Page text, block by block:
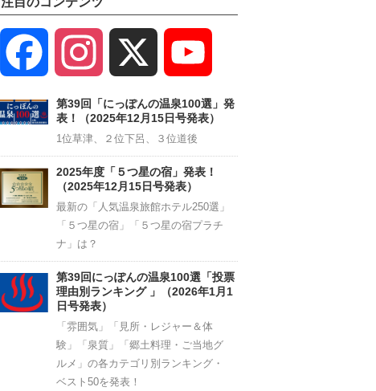
Facebook Instagram
Channel
第39回「にっぽんの温泉100選」発
表！（2025年12月15日号発表）
1位草津、２位下呂、３位道後
2025年度「５つ星の宿」発表！
（2025年12月15日号発表）
最新の「人気温泉旅館ホテル250選」
「５つ星の宿」「５つ星の宿プラチ
ナ」は？
第39回にっぽんの温泉100選「投票
理由別ランキング 」（2026年1月1
日号発表）
「雰囲気」「見所・レジャー＆体
験」「泉質」「郷土料理・ご当地グ
ルメ」の各カテゴリ別ランキング・
ベスト50を発表！